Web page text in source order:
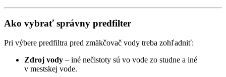
Ako vybrať správny predfilter
Pri výbere predfiltra pred zmäkčovač vody treba zohľadniť:
Zdroj vody – iné nečistoty sú vo vode zo studne a iné
v mestskej vode.